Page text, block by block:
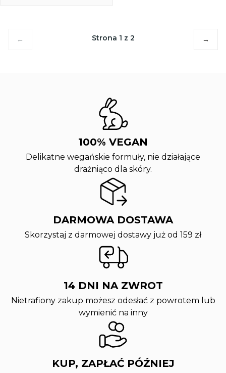
← Strona 1 z 2 →
100% VEGAN
Delikatne wegańskie formuły, nie działające
drażniąco dla skóry.
DARMOWA DOSTAWA
Skorzystaj z darmowej dostawy już od 159 zł
14 DNI NA ZWROT
Nietrafiony zakup możesz odesłać z powrotem lub
wymienić na inny
KUP, ZAPŁAĆ PÓŹNIEJ